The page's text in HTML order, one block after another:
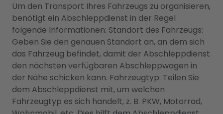
Um den Transport Ihres Fahrzeugs zu organisieren,
benötigt ein Abschleppdienst in der Regel
folgende Informationen: Standort des Fahrzeugs:
Geben Sie den genauen Standort an, an dem sich
das Fahrzeug befindet, damit der Abschleppdienst
den nächsten verfügbaren Abschleppwagen in
der Nähe schicken kann. Fahrzeugtyp: Teilen Sie
dem Abschleppdienst mit, um welchen
Fahrzeugtyp es sich handelt, z. B. PKW, Motorrad,